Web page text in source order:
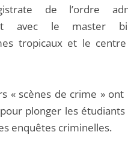
de l’ordre
avec le master
tropicaux et le
« scènes de crime »
plonger les
enquêtes criminelles.